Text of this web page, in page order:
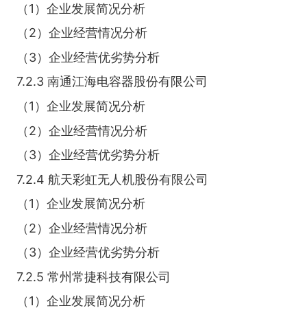
（1）企业发展简况分析
（2）企业经营情况分析
（3）企业经营优劣势分析
7.2.3 南通江海电容器股份有限公司
（1）企业发展简况分析
（2）企业经营情况分析
（3）企业经营优劣势分析
7.2.4 航天彩虹无人机股份有限公司
（1）企业发展简况分析
（2）企业经营情况分析
（3）企业经营优劣势分析
7.2.5 常州常捷科技有限公司
（1）企业发展简况分析